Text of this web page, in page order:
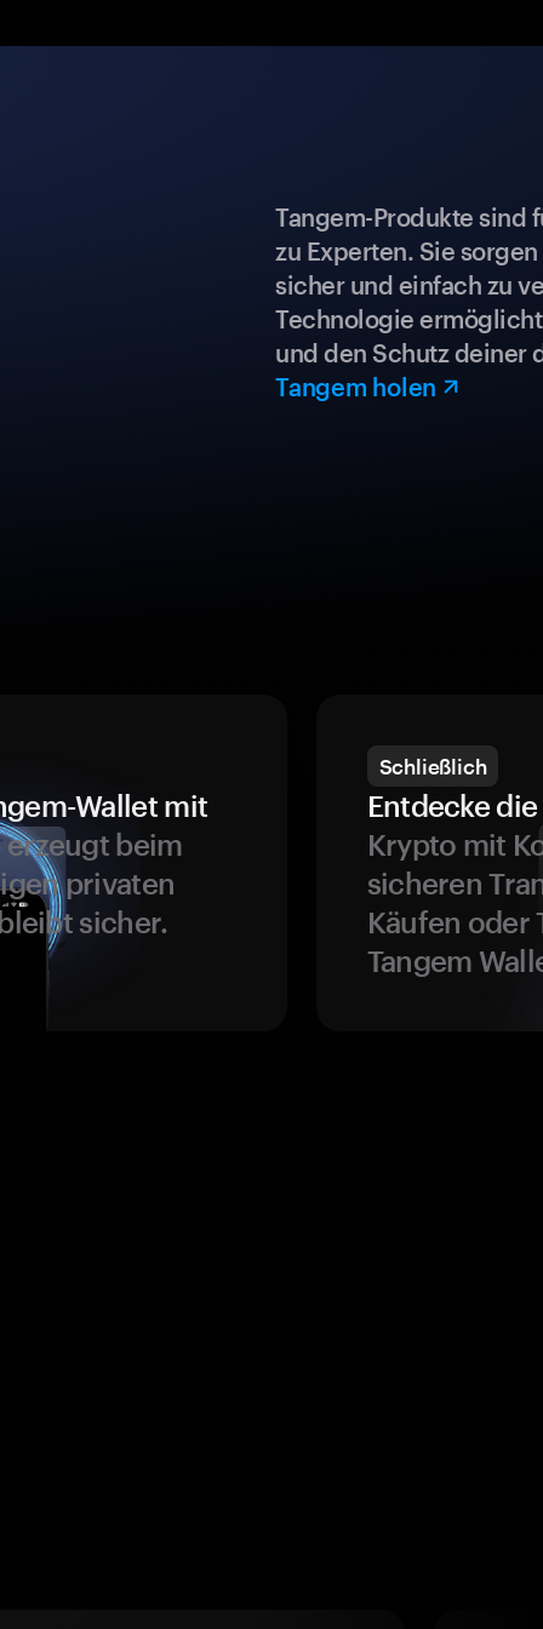
Tangem-Produkte sind
zu Experten. Sie
sicher und einfach zu
Technologie
und den Schutz deiner
Tangem holen
Wallet mit
beim
privaten
sicher.
Schließlich
Entdecke
Krypto mit
sicheren
Käufen oder
Tangem